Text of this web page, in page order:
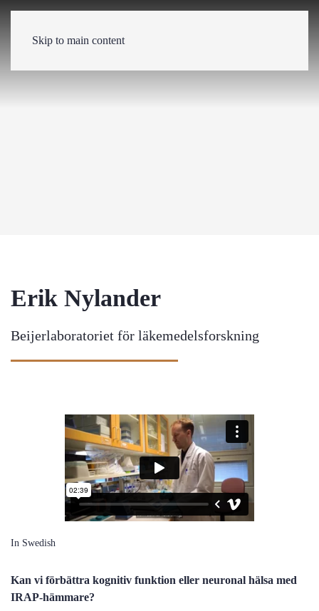
Skip to main content
Erik Nylander
Beijerlaboratoriet för läkemedelsforskning
In Swedish
Kan vi förbättra kognitiv funktion eller neuronal hälsa med
IRAP-hämmare?